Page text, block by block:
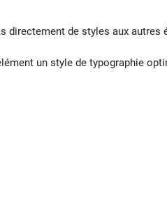
directement de styles aux
un style de typographie